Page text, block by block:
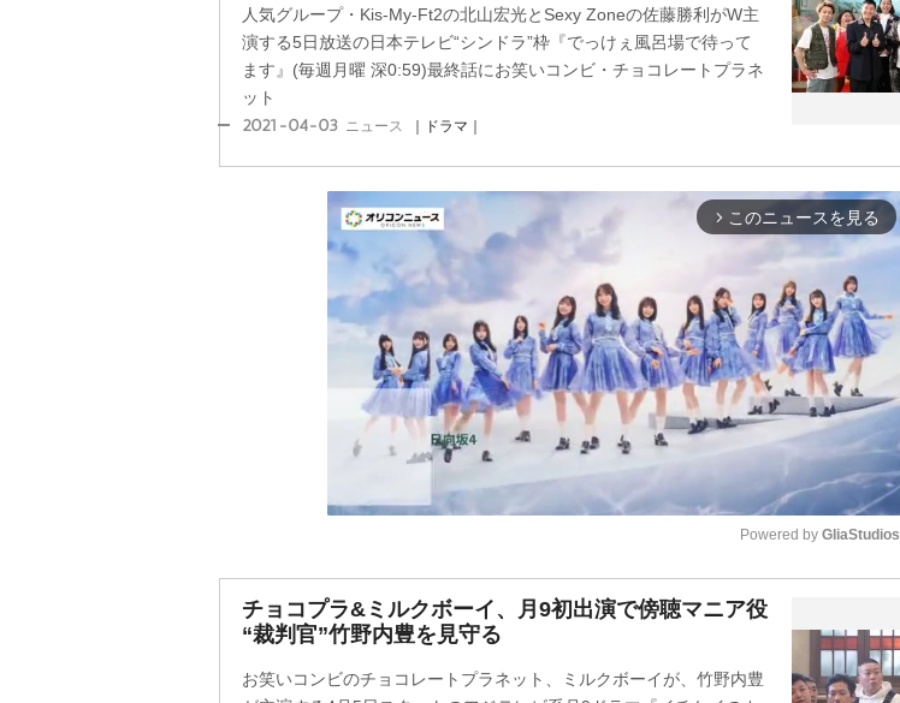
人気グループ・Kis-My-Ft2の北山宏光とSexy Zoneの佐藤勝利がW主
演する5日放送の日本テレビ“シンドラ”枠『でっけぇ風呂場で待って
ます』(毎週月曜 深0:59)最終話にお笑いコンビ・チョコレートプラネ
ット
2021-04-03 ニュース ｜ドラマ｜
arrow_forward_ios このニュースを見る
u
Powered by GliaStudios
チョコプラ&ミルクボーイ、月9初出演で傍聴マニア役
“裁判官”竹野内豊を見守る
お笑いコンビのチョコレートプラネット、ミルクボーイが、竹野内豊